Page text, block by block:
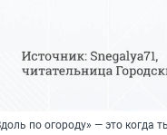
по огороду» — это когда